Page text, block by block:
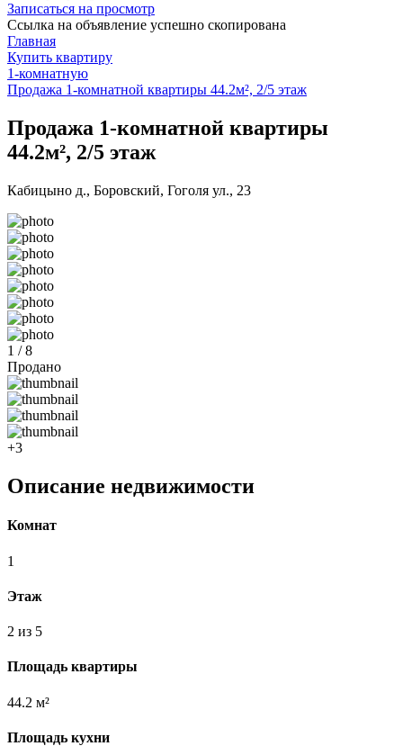
Записаться на просмотр
Ссылка на объявление успешно скопирована
Главная
Купить квартиру
1-комнатную
Продажа 1-комнатной квартиры 44.2м², 2/5 этаж
Продажа 1-комнатной квартиры
44.2м², 2/5 этаж
Кабицыно д., Боровский, Гоголя ул., 23
1 / 8
Продано
+3
Описание недвижимости
Комнат
1
Этаж
2 из 5
Площадь квартиры
44.2 м²
Площадь кухни